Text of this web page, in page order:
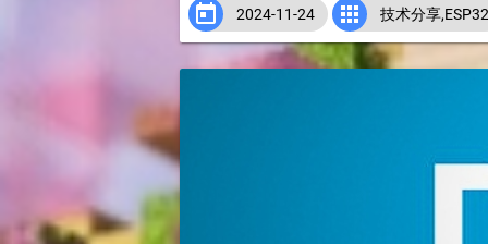
 2024-11-24  技术分享,ESP32